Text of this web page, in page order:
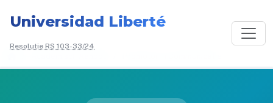
Universidad Liberté
Resolutie RS 103-33/24